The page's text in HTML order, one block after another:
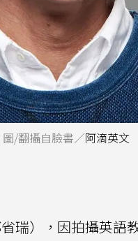
/翻攝自臉書／阿滴英文
省瑞），因拍攝英